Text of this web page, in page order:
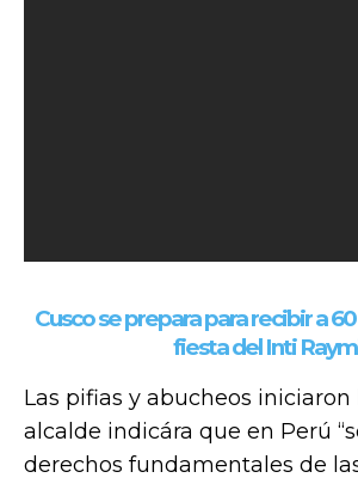
Cusco se prepara para recibir a
fiesta del Inti
Las pifias y abucheos iniciaron
alcalde indicára que en Perú
derechos fundamentales de